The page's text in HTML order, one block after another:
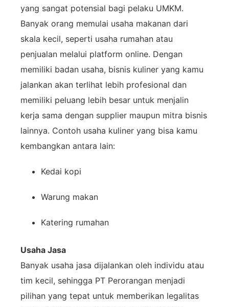
yang sangat potensial bagi pelaku UMKM.
Banyak orang memulai usaha makanan dari
skala kecil, seperti usaha rumahan atau
penjualan melalui platform online. Dengan
memiliki badan usaha, bisnis kuliner yang kamu
jalankan akan terlihat lebih profesional dan
memiliki peluang lebih besar untuk menjalin
kerja sama dengan supplier maupun mitra bisnis
lainnya. Contoh usaha kuliner yang bisa kamu
kembangkan antara lain:
Kedai kopi
Warung makan
Katering rumahan
Usaha Jasa
Banyak usaha jasa dijalankan oleh individu atau
tim kecil, sehingga PT Perorangan menjadi
pilihan yang tepat untuk memberikan legalitas